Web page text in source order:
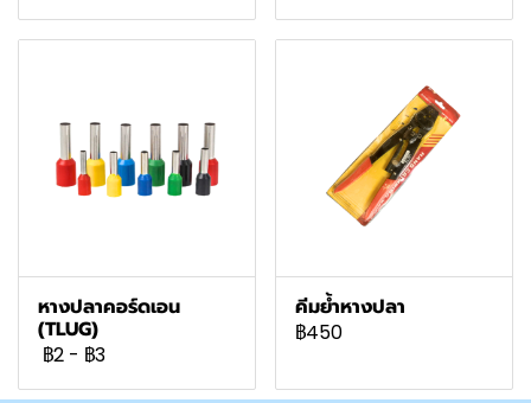
หางปลาคอร์ดเอน
(TLUG)
฿2 - ฿3
คีมย้ำหางปลา
฿450